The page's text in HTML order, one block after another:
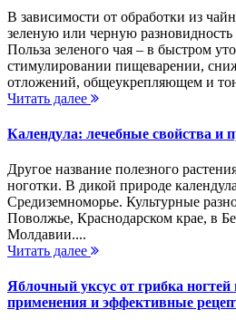
В зависимости от обработки из
зеленую или черную
Польза зеленого чая – в быстром
стимулировании пищеварении,
отложений, общеукрепляющем и
Читать далее
Календула: лечебные свойства и
Другое название полезного
ноготки. В дикой природе
Средиземноморье. Культурные
Поволжье, Краснодарском крае, в
Молдавии....
Читать далее
Яблочный уксус от грибка ногтей
применения и эффективные